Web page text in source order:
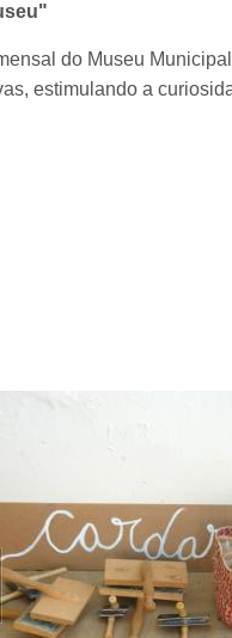
do Museu
estimulando a